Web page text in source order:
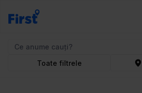
Toate filtrele